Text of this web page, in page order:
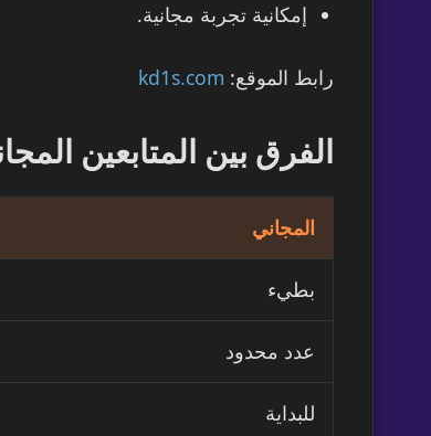
إمكانية تجربة مجانية.
رابط الموقع: kd1s.com
الفرق بين المتابعين
المجاني
بطيء
عدد محدود
للبداية